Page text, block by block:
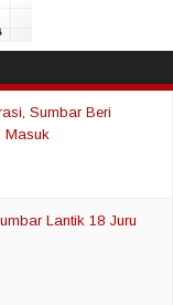
Sumbar Beri
Masuk
Lantik 18 Juru